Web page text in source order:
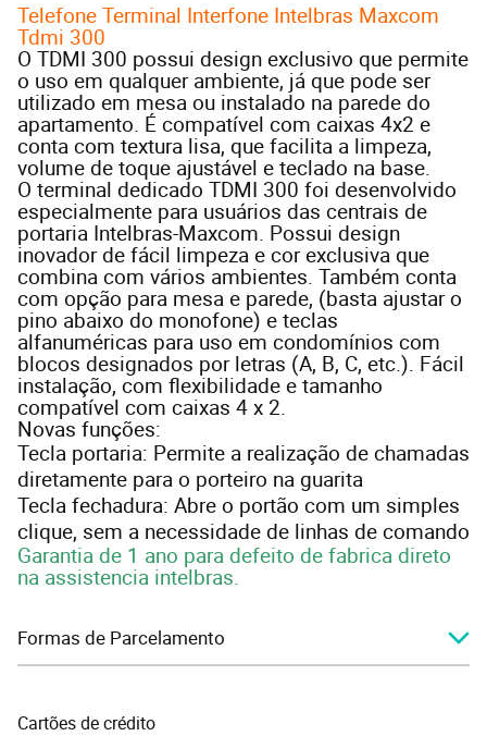
Telefone Terminal Interfone Intelbras Maxcom
Tdmi 300
O TDMI 300 possui design exclusivo que permite
o uso em qualquer ambiente, já que pode ser
utilizado em mesa ou instalado na parede do
apartamento. É compatível com caixas 4x2 e
conta com textura lisa, que facilita a limpeza,
volume de toque ajustável e teclado na base.
O terminal dedicado TDMI 300 foi desenvolvido
especialmente para usuários das centrais de
portaria Intelbras-Maxcom. Possui design
inovador de fácil limpeza e cor exclusiva que
combina com vários ambientes. Também conta
com opção para mesa e parede, (basta ajustar o
pino abaixo do monofone) e teclas
alfanuméricas para uso em condomínios com
blocos designados por letras (A, B, C, etc.). Fácil
instalação, com flexibilidade e tamanho
compatível com caixas 4 x 2.
Novas funções:
Tecla portaria: Permite a realização de chamadas
diretamente para o porteiro na guarita
Tecla fechadura: Abre o portão com um simples
clique, sem a necessidade de linhas de comando
Garantia de 1 ano para defeito de fabrica direto
na assistencia intelbras.
Formas de Parcelamento
Cartões de crédito